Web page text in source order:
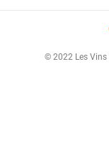
© 2022 Les Vins